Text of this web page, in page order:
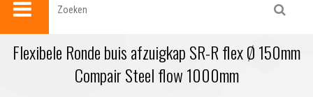
Flexibele Ronde buis afzuigkap SR-R flex Ø 150mm
Compair Steel flow 1000mm